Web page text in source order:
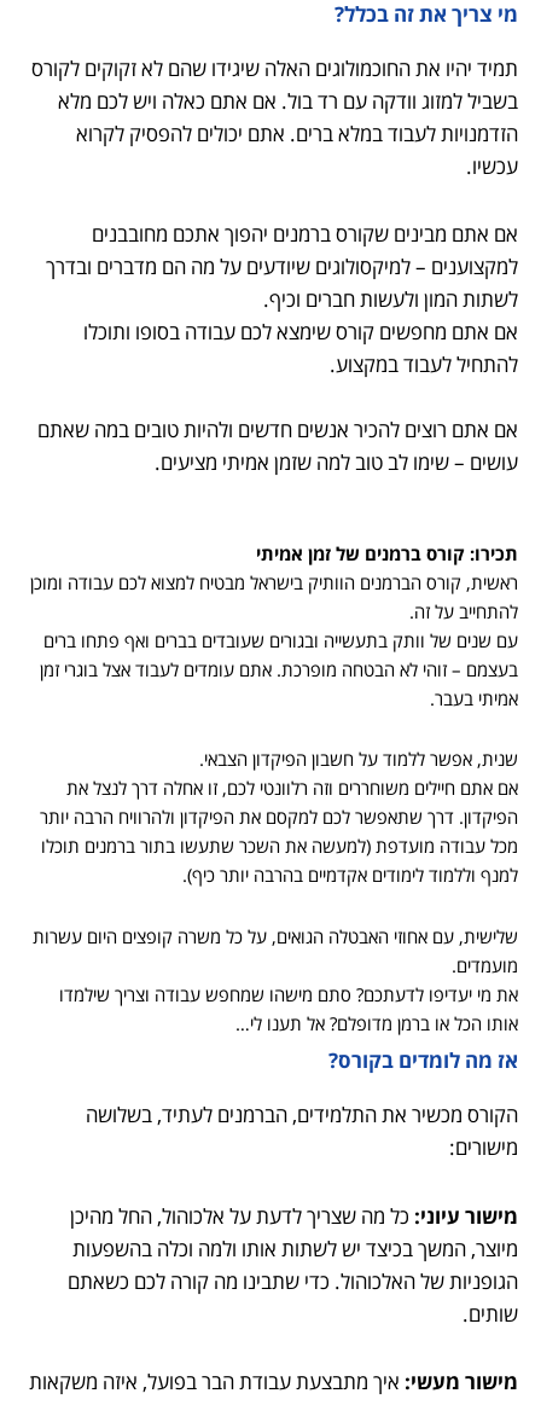
מי צריך את זה בכלל?
תמיד יהיו את החוכמולוגים האלה שיגידו שהם לא זקוקים לקורס
בשביל למזוג וודקה עם רד בול. אם אתם כאלה ויש לכם מלא
הזדמנויות לעבוד במלא ברים. אתם יכולים להפסיק לקרוא
עכשיו.
אם אתם מבינים שקורס ברמנים יהפוך אתכם מחובבנים
למקצוענים – למיקסולוגים שיודעים על מה הם מדברים ובדרך
לשתות המון ולעשות חברים וכיף.
אם אתם מחפשים קורס שימצא לכם עבודה בסופו ותוכלו
להתחיל לעבוד במקצוע.
אם אתם רוצים להכיר אנשים חדשים ולהיות טובים במה שאתם
עושים – שימו לב טוב למה שזמן אמיתי מציעים.
תכירו: קורס ברמנים של זמן אמיתי
ראשית, קורס הברמנים הוותיק בישראל מבטיח למצוא לכם עבודה ומוכן
להתחייב על זה.
עם שנים של וותק בתעשייה ובגורים שעובדים בברים ואף פתחו ברים
בעצמם – זוהי לא הבטחה מופרכת. אתם עומדים לעבוד אצל בוגרי זמן
אמיתי בעבר.
שנית, אפשר ללמוד על חשבון הפיקדון הצבאי.
אם אתם חיילים משוחררים וזה רלוונטי לכם, זו אחלה דרך לנצל את
הפיקדון. דרך שתאפשר לכם למקסם את הפיקדון ולהרוויח הרבה יותר
מכל עבודה מועדפת (למעשה את השכר שתעשו בתור ברמנים תוכלו
למנף וללמוד לימודים אקדמיים בהרבה יותר כיף).
שלישית, עם אחוזי האבטלה הגואים, על כל משרה קופצים היום עשרות
מועמדים.
את מי יעדיפו לדעתכם? סתם מישהו שמחפש עבודה וצריך שילמדו
אותו הכל או ברמן מדופלם? אל תענו לי…
אז מה לומדים בקורס?
הקורס מכשיר את התלמידים, הברמנים לעתיד, בשלושה
מישורים:
מישור עיוני: כל מה שצריך לדעת על אלכוהול, החל מהיכן
מיוצר, המשך בכיצד יש לשתות אותו ולמה וכלה בהשפעות
הגופניות של האלכוהול. כדי שתבינו מה קורה לכם כשאתם
שותים.
מישור מעשי: איך מתבצעת עבודת הבר בפועל, איזה משקאות